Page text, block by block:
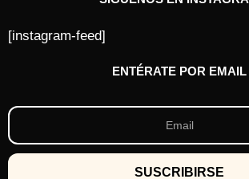
[instagram-feed]
ENTÉRATE POR EMAIL